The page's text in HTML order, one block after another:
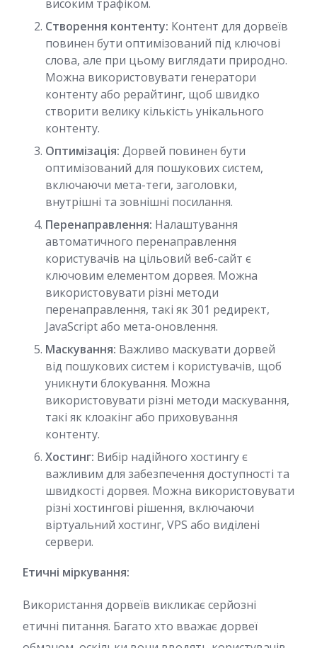
високим трафіком.
Створення контенту: Контент для дорвеїв
повинен бути оптимізований під ключові
слова, але при цьому виглядати природно.
Можна використовувати генератори
контенту або рерайтинг, щоб швидко
створити велику кількість унікального
контенту.
Оптимізація: Дорвей повинен бути
оптимізований для пошукових систем,
включаючи мета-теги, заголовки,
внутрішні та зовнішні посилання.
Перенаправлення: Налаштування
автоматичного перенаправлення
користувачів на цільовий веб-сайт є
ключовим елементом дорвея. Можна
використовувати різні методи
перенаправлення, такі як 301 редирект,
JavaScript або мета-оновлення.
Маскування: Важливо маскувати дорвей
від пошукових систем і користувачів, щоб
уникнути блокування. Можна
використовувати різні методи маскування,
такі як клоакінг або приховування
контенту.
Хостинг: Вибір надійного хостингу є
важливим для забезпечення доступності та
швидкості дорвея. Можна використовувати
різні хостингові рішення, включаючи
віртуальний хостинг, VPS або виділені
сервери.
Етичні міркування:
Використання дорвеїв викликає серйозні
етичні питання. Багато хто вважає дорвеї